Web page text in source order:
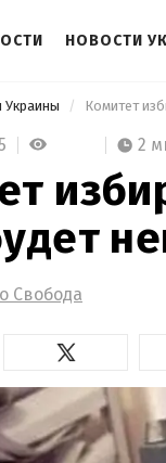
НОВОСТИ
Украины Комитет
2
Свобода